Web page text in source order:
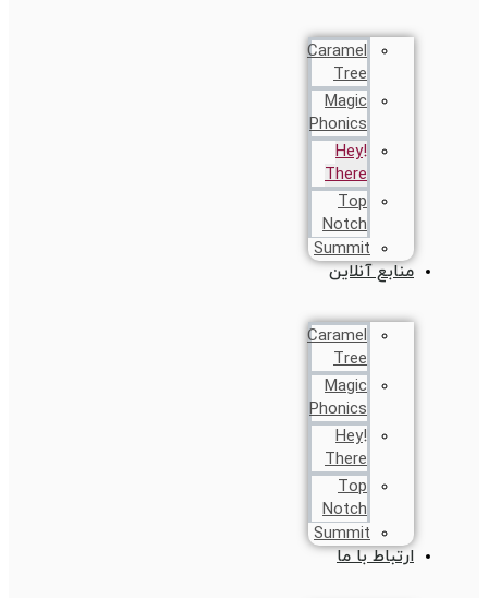
Caramel
Tree
Magic
Phonics
!Hey
There
Top
Notch
Summit
منابع آنلاین
Caramel
Tree
Magic
Phonics
!Hey
There
Top
Notch
Summit
ارتباط با ما